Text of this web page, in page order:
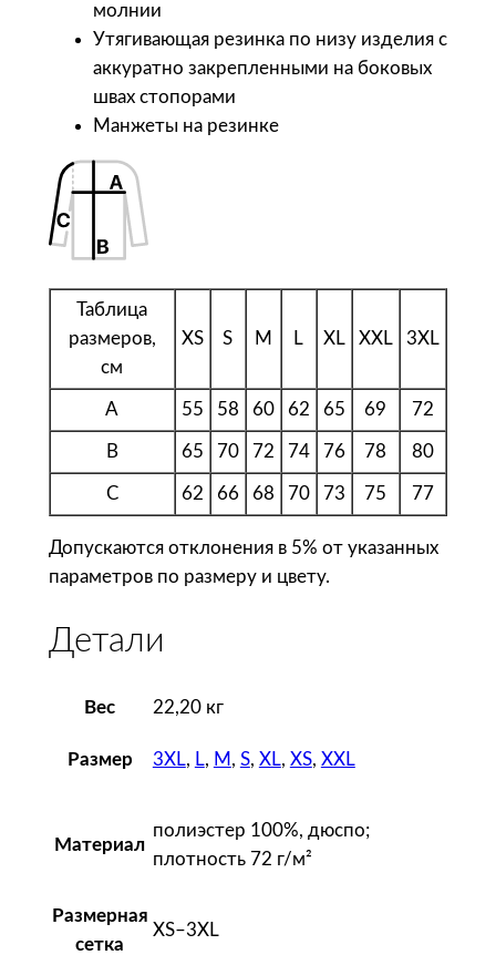
молнии
Утягивающая резинка по низу изделия с
аккуратно закрепленными на боковых
швах стопорами
Манжеты на резинке
Таблица
размеров,
см
XS S M L XL XXL 3XL
A 55 58 60 62 65 69 72
B 65 70 72 74 76 78 80
C 62 66 68 70 73 75 77
Допускаются отклонения в 5% от указанных
параметров по размеру и цвету.
Детали
Вес 22,20 кг
Размер 3XL, L, M , S, XL, XS, XXL
Материал
полиэстер 100%, дюспо;
плотность 72 г/м²
Размерная
сетка
XS–3XL